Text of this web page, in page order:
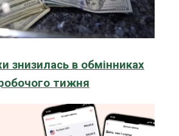
знизилась в обмінниках
тижня